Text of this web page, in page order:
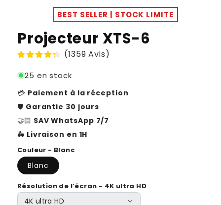
BEST SELLER | STOCK LIMITE
Projecteur XTS-6
(1359 Avis)
25 en stock
💳 Paiement à la réception
🛡️ Garantie 30 jours
🤝🏻 SAV WhatsApp 7/7
🛵 Livraison en 1H
Couleur - Blanc
Blanc
Résolution de l’écran - 4K ultra HD